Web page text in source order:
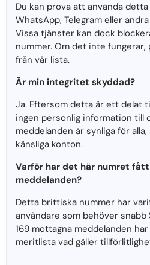
Du kan prova att använda
WhatsApp, Telegram eller
Vissa tjänster kan dock
nummer. Om det inte
från vår lista.
Är min integritet skyddad?
Ja. Eftersom detta är ett delat
ingen personlig information till
meddelanden är synliga för
känsliga konton.
Varför har det här numret fått
meddelanden?
Detta brittiska nummer har
användare som behöver
169 mottagna meddelanden
meritlista vad gäller